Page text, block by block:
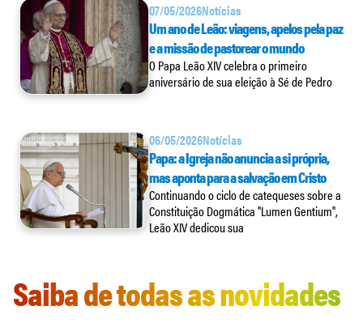
07/05/2026Notícias
Um ano de Leão: viagens, apelos pela paz
e a missão de pastorear o mundo
O Papa Leão XIV celebra o primeiro
aniversário de sua eleição à Sé de Pedro
06/05/2026Notícias
Papa: a Igreja não anuncia a si própria,
mas aponta para a salvação em Cristo
Continuando o ciclo de catequeses sobre a
Constituição Dogmática "Lumen Gentium",
Leão XIV dedicou sua
Saiba de todas as novidades